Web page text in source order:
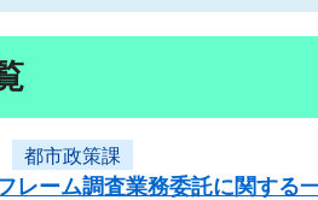
都市政策課
レーム調査業務委託に関する